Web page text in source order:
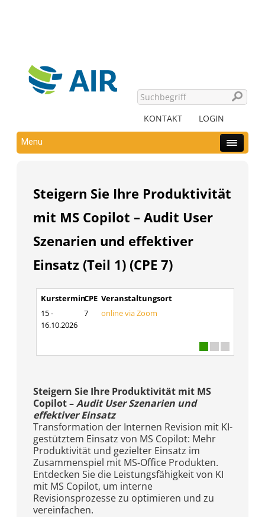
KONTAKT LOGIN
Menu
Steigern Sie Ihre Produktivität
mit MS Copilot – Audit User
Szenarien und effektiver
Einsatz (Teil 1) (CPE 7)
KursterminCPE Veranstaltungsort
15 -
16.10.2026
7 online via Zoom
Steigern Sie Ihre Produktivität mit MS
Copilot –Audit User Szenarien und
effektiver Einsatz
Transformation der Internen Revision mit KI-
gestütztem Einsatz von MS Copilot: Mehr
Produktivität und gezielter Einsatz im
Zusammenspiel mit MS-Office Produkten.
Entdecken Sie die Leistungsfähigkeit von KI
mit MS Copilot, um interne
Revisionsprozesse zu optimieren und zu
vereinfachen.